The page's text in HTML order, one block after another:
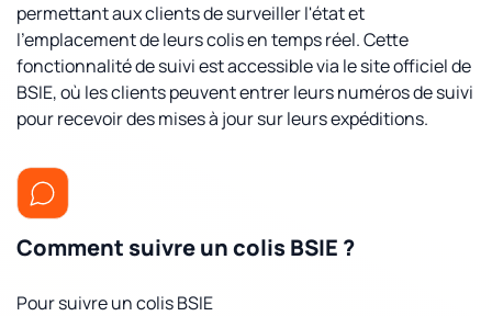
permettant aux clients de surveiller l'état et
l'emplacement de leurs colis en temps réel. Cette
fonctionnalité de suivi est accessible via le site officiel de
BSIE, où les clients peuvent entrer leurs numéros de suivi
pour recevoir des mises à jour sur leurs expéditions.
Comment suivre un colis BSIE ?
Pour suivre un colis BSIE